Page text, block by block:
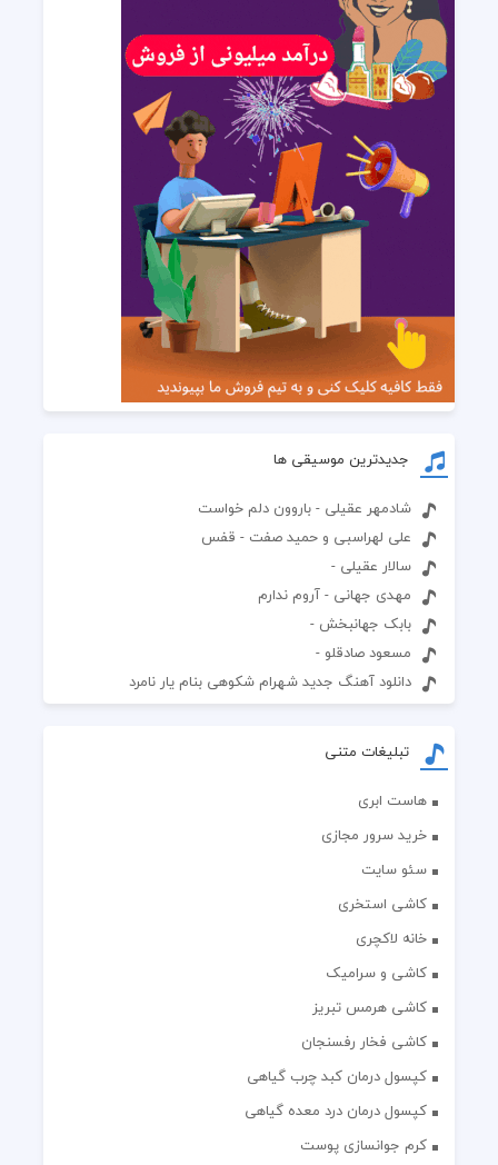
جدیدترین موسیقی ها
شادمهر عقیلی - باروون دلم خواست
علی لهراسبی و حمید صفت - قفس
سالار عقیلی -
مهدی جهانی - آروم ندارم
بابک جهانبخش -
مسعود صادقلو -
دانلود آهنگ جدید شهرام شکوهی بنام یار نامرد
تبلیغات متنی
هاست ابری
خرید سرور مجازی
سئو سایت
کاشی استخری
خانه لاکچری
کاشی و سرامیک
کاشی هرمس تبریز
کاشی فخار رفسنجان
کپسول درمان کبد چرب گیاهی
کپسول درمان درد معده گیاهی
کرم جوانسازی پوست